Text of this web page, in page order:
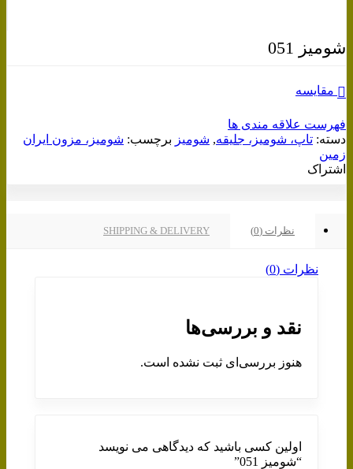
شومیز 051
مقایسه
فهرست علاقه مندی ها
دسته: تاپ، شومیز، جلیقه, شومیز برچسب: شومیز، مزون ایران
زمین
اشتراک
نظرات (0) SHIPPING & DELIVERY
نظرات (0)
نقد و بررسی‌ها
هنوز بررسی‌ای ثبت نشده است.
اولین کسی باشید که دیدگاهی می نویسد
“شومیز 051”